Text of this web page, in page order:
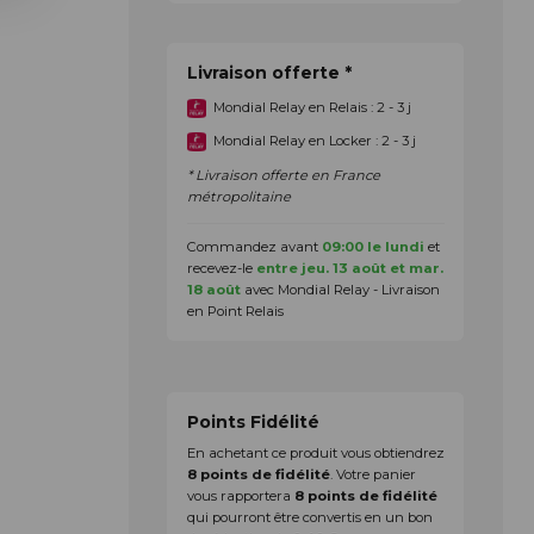
Livraison offerte *
Mondial Relay en Relais : 2 - 3 j
Mondial Relay en Locker : 2 - 3 j
* Livraison offerte en France
métropolitaine
Commandez avant 09:00 le lundi et
recevez-le entre jeu. 13 août et mar.
18 août avec Mondial Relay - Livraison
en Point Relais
Points Fidélité
En achetant ce produit vous obtiendrez
8 points de fidélité. Votre panier
vous rapportera 8points de fidélité
qui pourront être convertis en un bon